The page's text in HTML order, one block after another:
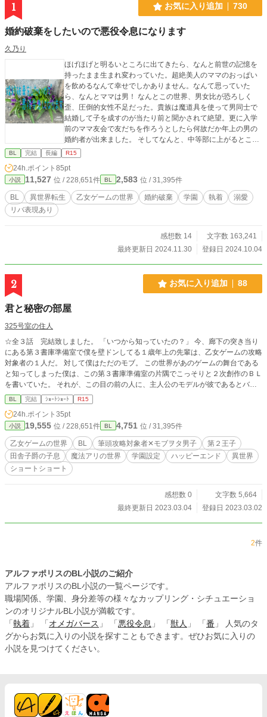
1 お気に入り追加 730
婚約破棄をしたいので悪役令息になります
久乃り
ほげほげと明るいところに出てきたら、なんと前世の記憶を
持ったまま生まれ変わっていた。超絶美人のママのおっぱい
を飲めるなんて幸せでしかありません。なんて思っていた
ら、なんとママは男！ なんとこの世界、男女比が恐ろしく
歪、圧倒的女性不足だった。貴族は魔道具を使って男同士で
結婚して子を成すのが当たり前と聞かされて絶望。更に入学
前のママ友会で友だちを作ろうとしたら何故だか年上の男の
婚約者が出来ました。 そしてなんと、中等部に上がるとここ
が乙女ゲームの世界だと知ってしまう。それならこの歪な男
女比も納得。主人公ちゃんに攻略されて？婚約破棄されてみ
せる！と頑張るセレスティンは主人公ちゃんより美人なので
あった。 注意:作者的にR15と思う箇所には※をつけていま
す。
BL 完結 長編 R15
24h.ポイント 85pt
小説 11,527 位 / 228,651件 BL 2,583 位 / 31,395件
BL 異世界転生 乙女ゲームの世界 婚約破棄 学園 執着
溺愛
リバ表現あり
感想数 14
文字数 163,241
最終更新日 2024.11.30
登録日 2024.10.04
2 お気に入り追加 88
君と秘密の部屋
325号室の住人
☆全３話 完結致しました。 「いつから知っていたの？」 今、廊下の突き当り
にある第３書庫準備室で僕を壁ドンしてる１歳年上の先輩は、乙女ゲームの攻略
対象者の１人だ。 対して僕はただのモブ。 この世界があのゲームの舞台である
と知ってしまった僕は、この第３書庫準備室の片隅でこっそりと２次創作のＢＬ
を書いていた。 それが、この目の前の人に、主人公のモデルが彼であるとバレ
てしまったのだ。 筆頭攻略対象者第２王子✕モブヲタ腐男子
BL 完結 ｼｮｰﾄｼｮｰﾄ R15
24h.ポイント 35pt
小説 19,555 位 / 228,651件 BL 4,751 位 / 31,395件
乙女ゲームの世界 BL 筆頭攻略対象者✕モブヲタ男子
第２王子
田舎子爵の子息
魔法アリの世界 学園設定 ハッピーエンド
異世界
ショートショート
感想数 0
文字数 5,664
最終更新日 2023.03.04
登録日 2023.03.02
2件
アルファポリスのBL小説のご紹介
アルファポリスのBL小説の一覧ページです。
職場関係、学園、身分差等の様々なカップリング・シチュエーショ
ンのオリジナルBL小説が満載です。
「 執着 」 「 オメガバース 」 「 悪役令息 」 「 獣人 」 「 番 」 人気のタ
グからお気に入りの小説を探すこともできます。ぜひお気に入りの
小説を見つけてください。